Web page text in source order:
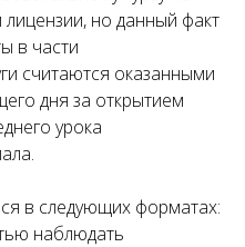
но данный факт
в части
считаются оказанными
дня за открытием
урока
в следующих форматах:
наблюдать